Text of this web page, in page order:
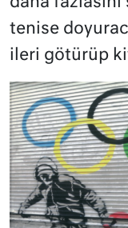
tenise
ileri götürüp